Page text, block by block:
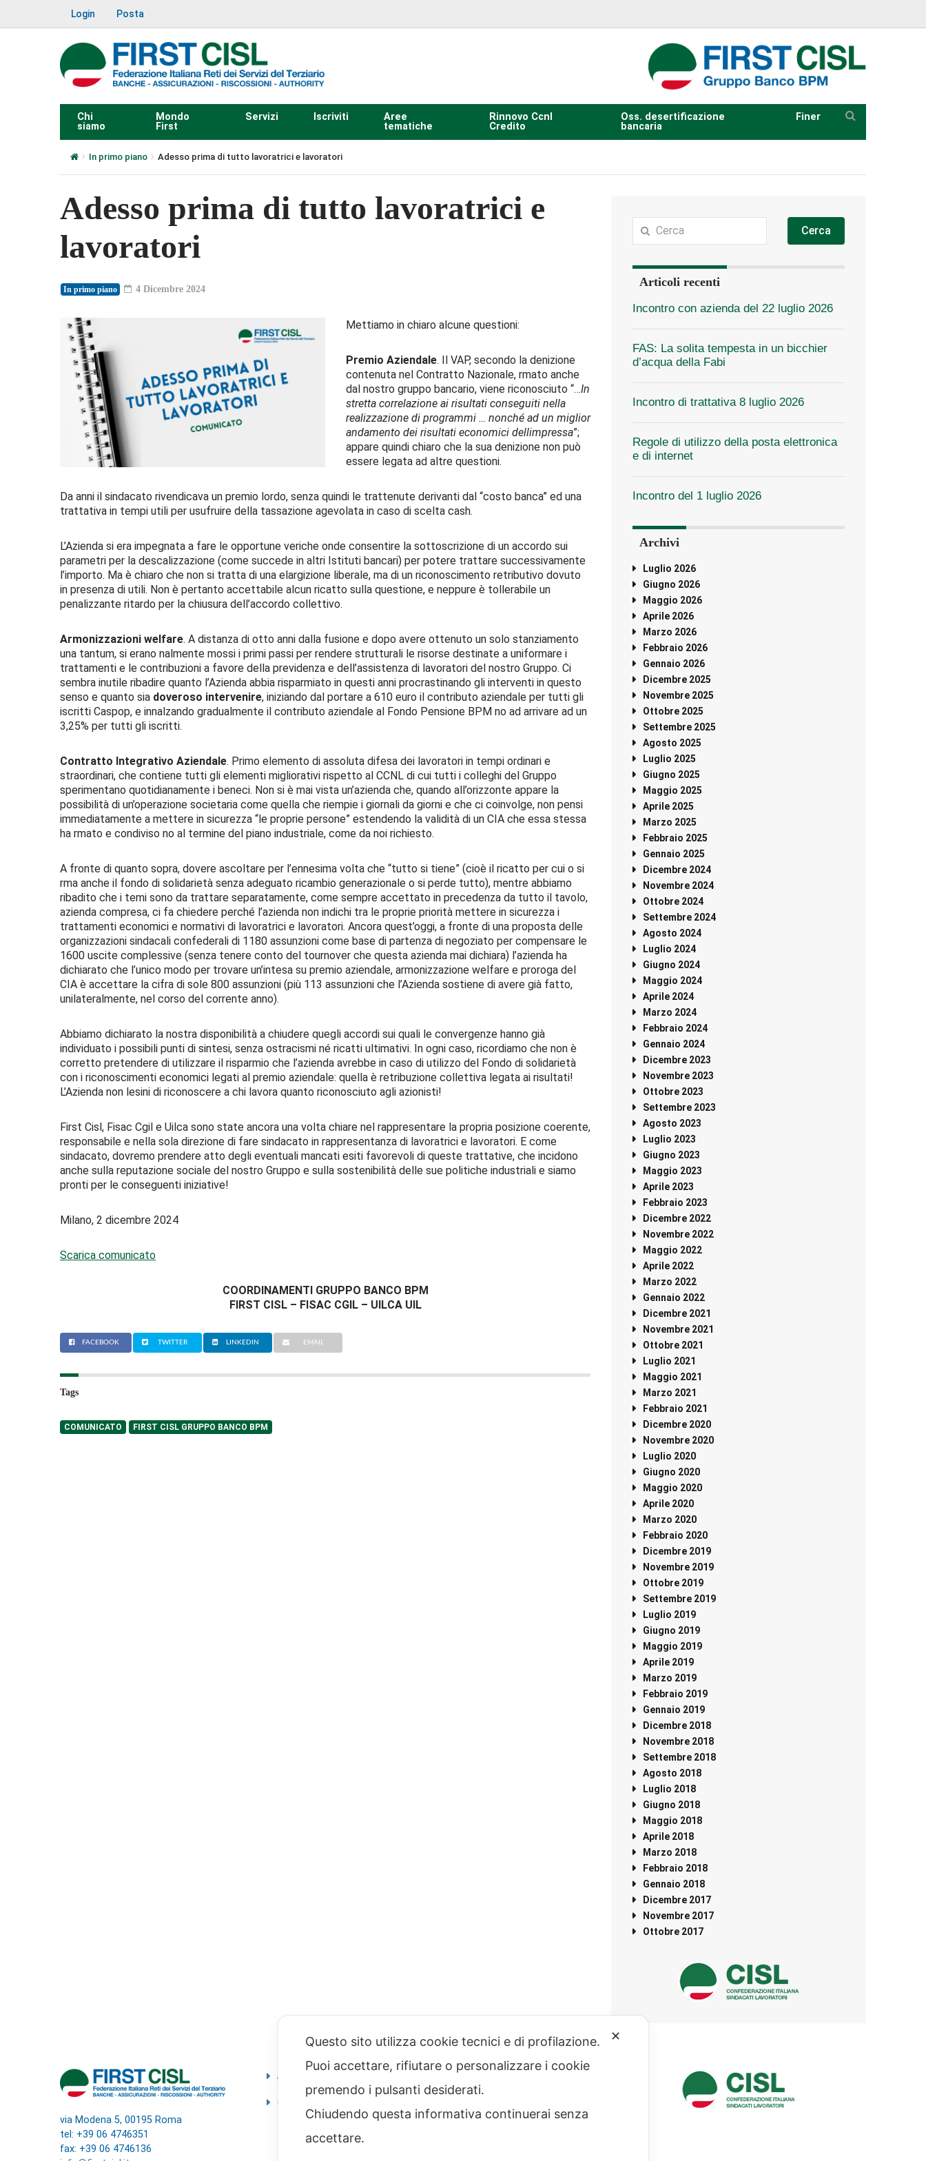
Login Posta
Chi
siamo
Mondo
First
Servizi Iscriviti
Aree
tematiche
Rinnovo Ccnl
Credito
Oss. desertificazione
bancaria
Finer
In primo piano Adesso prima di tutto lavoratrici e lavoratori
Adesso prima di tutto lavoratrici e
lavoratori
In primo piano 4 Dicembre 2024
Mettiamo in chiaro alcune questioni:
Premio Aziendale. Il VAP, secondo la denizione
contenuta nel Contratto Nazionale, rmato anche
dal nostro gruppo bancario, viene riconosciuto “…In
stretta correlazione ai risultati conseguiti nella
realizzazione di programmi … nonché ad un miglior
andamento dei risultati economici dellimpressa”;
appare quindi chiaro che la sua denizione non può
essere legata ad altre questioni.
Da anni il sindacato rivendicava un premio lordo, senza quindi le trattenute derivanti dal “costo banca” ed una
trattativa in tempi utili per usufruire della tassazione agevolata in caso di scelta cash.
L’Azienda si era impegnata a fare le opportune veriche onde consentire la sottoscrizione di un accordo sui
parametri per la descalizzazione (come succede in altri Istituti bancari) per potere trattare successivamente
l’importo. Ma è chiaro che non si tratta di una elargizione liberale, ma di un riconoscimento retributivo dovuto
in presenza di utili. Non è pertanto accettabile alcun ricatto sulla questione, e neppure è tollerabile un
penalizzante ritardo per la chiusura dell’accordo collettivo.
Armonizzazioni welfare. A distanza di otto anni dalla fusione e dopo avere ottenuto un solo stanziamento
una tantum, si erano nalmente mossi i primi passi per rendere strutturali le risorse destinate a uniformare i
trattamenti e le contribuzioni a favore della previdenza e dell’assistenza di lavoratori del nostro Gruppo. Ci
sembra inutile ribadire quanto l’Azienda abbia risparmiato in questi anni procrastinando gli interventi in questo
senso e quanto sia doveroso intervenire, iniziando dal portare a 610 euro il contributo aziendale per tutti gli
iscritti Caspop, e innalzando gradualmente il contributo aziendale al Fondo Pensione BPM no ad arrivare ad un
3,25% per tutti gli iscritti.
Contratto Integrativo Aziendale. Primo elemento di assoluta difesa dei lavoratori in tempi ordinari e
straordinari, che contiene tutti gli elementi migliorativi rispetto al CCNL di cui tutti i colleghi del Gruppo
sperimentano quotidianamente i beneci. Non si è mai vista un’azienda che, quando all’orizzonte appare la
possibilità di un’operazione societaria come quella che riempie i giornali da giorni e che ci coinvolge, non pensi
immediatamente a mettere in sicurezza “le proprie persone” estendendo la validità di un CIA che essa stessa
ha rmato e condiviso no al termine del piano industriale, come da noi richiesto.
A fronte di quanto sopra, dovere ascoltare per l’ennesima volta che “tutto si tiene” (cioè il ricatto per cui o si
rma anche il fondo di solidarietà senza adeguato ricambio generazionale o si perde tutto), mentre abbiamo
ribadito che i temi sono da trattare separatamente, come sempre accettato in precedenza da tutto il tavolo,
azienda compresa, ci fa chiedere perché l’azienda non indichi tra le proprie priorità mettere in sicurezza i
trattamenti economici e normativi di lavoratrici e lavoratori. Ancora quest’oggi, a fronte di una proposta delle
organizzazioni sindacali confederali di 1180 assunzioni come base di partenza di negoziato per compensare le
1600 uscite complessive (senza tenere conto del tournover che questa azienda mai dichiara) l’azienda ha
dichiarato che l’unico modo per trovare un’intesa su premio aziendale, armonizzazione welfare e proroga del
CIA è accettare la cifra di sole 800 assunzioni (più 113 assunzioni che l’Azienda sostiene di avere già fatto,
unilateralmente, nel corso del corrente anno).
Abbiamo dichiarato la nostra disponibilità a chiudere quegli accordi sui quali le convergenze hanno già
individuato i possibili punti di sintesi, senza ostracismi né ricatti ultimativi. In ogni caso, ricordiamo che non è
corretto pretendere di utilizzare il risparmio che l’azienda avrebbe in caso di utilizzo del Fondo di solidarietà
con i riconoscimenti economici legati al premio aziendale: quella è retribuzione collettiva legata ai risultati!
L’Azienda non lesini di riconoscere a chi lavora quanto riconosciuto agli azionisti!
First Cisl, Fisac Cgil e Uilca sono state ancora una volta chiare nel rappresentare la propria posizione coerente,
responsabile e nella sola direzione di fare sindacato in rappresentanza di lavoratrici e lavoratori. E come
sindacato, dovremo prendere atto degli eventuali mancati esiti favorevoli di queste trattative, che incidono
anche sulla reputazione sociale del nostro Gruppo e sulla sostenibilità delle sue politiche industriali e siamo
pronti per le conseguenti iniziative!
Milano, 2 dicembre 2024
Scarica comunicato
COORDINAMENTI GRUPPO BANCO BPM
FIRST CISL – FISAC CGIL – UILCA UIL
FACEBOOK TWITTER LINKEDIN EMAIL
Tags
COMUNICATO FIRST CISL GRUPPO BANCO BPM
Cerca
Articoli recenti
Incontro con azienda del 22 luglio 2026
FAS: La solita tempesta in un bicchier
d’acqua della Fabi
Incontro di trattativa 8 luglio 2026
Regole di utilizzo della posta elettronica
e di internet
Incontro del 1 luglio 2026
Archivi
Luglio 2026
Giugno 2026
Maggio 2026
Aprile 2026
Marzo 2026
Febbraio 2026
Gennaio 2026
Dicembre 2025
Novembre 2025
Ottobre 2025
Settembre 2025
Agosto 2025
Luglio 2025
Giugno 2025
Maggio 2025
Aprile 2025
Marzo 2025
Febbraio 2025
Gennaio 2025
Dicembre 2024
Novembre 2024
Ottobre 2024
Settembre 2024
Agosto 2024
Luglio 2024
Giugno 2024
Maggio 2024
Aprile 2024
Marzo 2024
Febbraio 2024
Gennaio 2024
Dicembre 2023
Novembre 2023
Ottobre 2023
Settembre 2023
Agosto 2023
Luglio 2023
Giugno 2023
Maggio 2023
Aprile 2023
Febbraio 2023
Dicembre 2022
Novembre 2022
Maggio 2022
Aprile 2022
Marzo 2022
Gennaio 2022
Dicembre 2021
Novembre 2021
Ottobre 2021
Luglio 2021
Maggio 2021
Marzo 2021
Febbraio 2021
Dicembre 2020
Novembre 2020
Luglio 2020
Giugno 2020
Maggio 2020
Aprile 2020
Marzo 2020
Febbraio 2020
Dicembre 2019
Novembre 2019
Ottobre 2019
Settembre 2019
Luglio 2019
Giugno 2019
Maggio 2019
Aprile 2019
Marzo 2019
Febbraio 2019
Gennaio 2019
Dicembre 2018
Novembre 2018
Settembre 2018
Agosto 2018
Luglio 2018
Giugno 2018
Maggio 2018
Aprile 2018
Marzo 2018
Febbraio 2018
Gennaio 2018
Dicembre 2017
Novembre 2017
Ottobre 2017
via Modena 5, 00195 Roma
tel: +39 06 4746351
fax: +39 06 4746136
Amministrazione
trasparente
Codice etico
Cookie policy
✕
Questo sito utilizza cookie tecnici e di profilazione.
Puoi accettare, rifiutare o personalizzare i cookie
premendo i pulsanti desiderati.
Chiudendo questa informativa continuerai senza
accettare.